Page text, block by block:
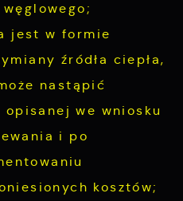
jest w formie
źródła ciepła,
nastąpić
we wniosku
i po
kosztów;